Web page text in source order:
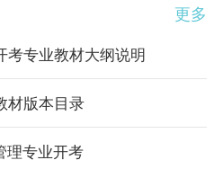
更多
考专业教材大纲说明
材版本目录
理专业开考